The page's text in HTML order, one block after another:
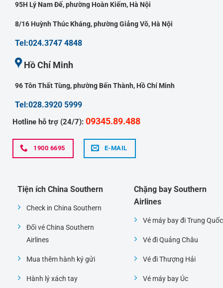
95H Lý Nam Đế, phường Hoàn Kiếm, Hà Nội
8/16 Huỳnh Thúc Kháng, phường Giảng Võ, Hà Nội
Tel:024.3747 4848
Hồ Chí Minh
96 Tôn Thất Tùng, phường Bến Thành, Hồ Chí Minh
Tel:028.3920 5999
Hotline hỗ trợ (24/7): 09345.89.488
1900 6695 E-MAIL
Tiện ích China Southern
Check in China Southern
Đổi vé China Southern
Airlines
Mua thêm hành ký gửi
Hành lý xách tay
Chặng bay Southern
Airlines
Vé máy bay đi Trung Quốc
Vé đi Quảng Châu
Vé đi Thượng Hải
Vé máy bay Úc